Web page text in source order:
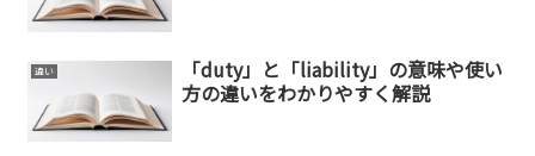
違い
「duty」と「liability」の意味や使い
方の違いをわかりやすく解説